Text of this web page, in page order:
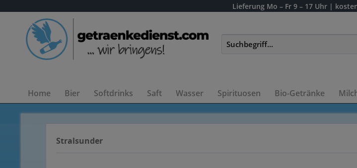
Lieferung Mo – Fr 9 – 17 Uhr |
Home Bier Softdrinks Saft Wasser Spirituosen Bio-Getränke
Stralsunder